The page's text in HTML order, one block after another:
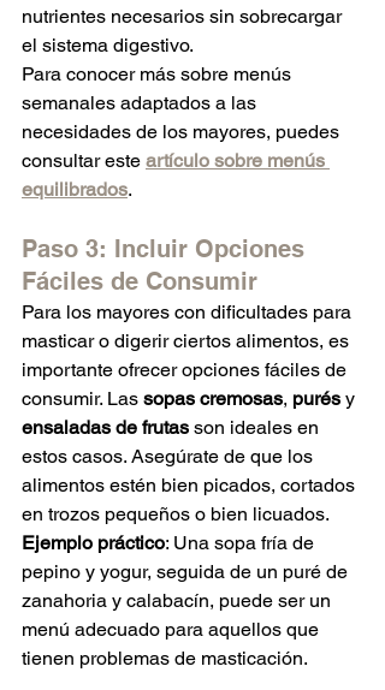
nutrientes necesarios sin sobrecargar
el sistema digestivo.
Para conocer más sobre menús
semanales adaptados a las
necesidades de los mayores, puedes
consultar este artículo sobre menús
equilibrados.
Paso 3: Incluir Opciones
Fáciles de Consumir
Para los mayores con dificultades para
masticar o digerir ciertos alimentos, es
importante ofrecer opciones fáciles de
consumir. Las sopas cremosas, purés y
ensaladas de frutas son ideales en
estos casos. Asegúrate de que los
alimentos estén bien picados, cortados
en trozos pequeños o bien licuados.
Ejemplo práctico: Una sopa fría de
pepino y yogur, seguida de un puré de
zanahoria y calabacín, puede ser un
menú adecuado para aquellos que
tienen problemas de masticación.